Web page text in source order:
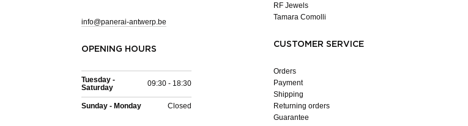
info@panerai-antwerp.be
OPENING HOURS
Tuesday -
Saturday
09:30 - 18:30
Sunday - Monday Closed
RF Jewels
Tamara Comolli
CUSTOMER SERVICE
Orders
Payment
Shipping
Returning orders
Guarantee